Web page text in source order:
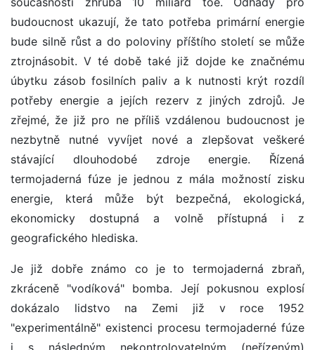
budoucnost ukazují, že tato potřeba primární energie
bude silně růst a do poloviny příštího století se může
ztrojnásobit. V té době také již dojde ke značnému
úbytku zásob fosilních paliv a k nutnosti krýt rozdíl
potřeby energie a jejích rezerv z jiných zdrojů. Je
zřejmé, že již pro ne příliš vzdálenou budoucnost je
nezbytně nutné vyvíjet nové a zlepšovat veškeré
stávající dlouhodobé zdroje energie. Řízená
termojaderná fúze je jednou z mála možností zisku
energie, která může být bezpečná, ekologická,
ekonomicky dostupná a volně přístupná i z
geografického hlediska.
Je již dobře známo co je to termojaderná zbraň,
zkráceně "vodíková" bomba. Její pokusnou explosí
dokázalo lidstvo na Zemi již v roce 1952
"experimentálně" existenci procesu termojaderné fúze